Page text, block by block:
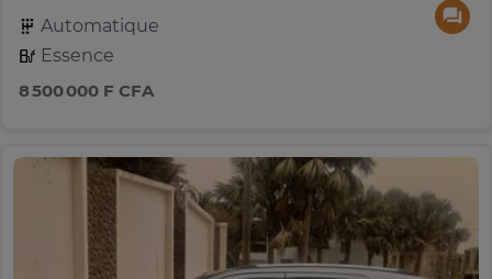
Automatique
Essence
8 500 000 F CFA